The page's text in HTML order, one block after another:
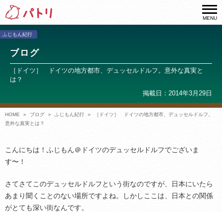
MENU
ふじもん紀行
ブログ
［ドイツ］ ドイツの地方都市、デュッセルドルフ。意外な真実と
は？
掲載日：2014年3月29日
HOME ブログ ふじもん紀行
［ドイツ］ ドイツの地方都市、デュッセルドルフ。
意外な真実とは？
こんにちは！ふじもん＠ドイツのデュッセルドルフでございま
す〜！
さてさてこのデュッセルドルフという街なのですが、日本にいたら
あまり聞くことのない場所ですよね。しかしここは、日本との関係
がとても深い街なんです。